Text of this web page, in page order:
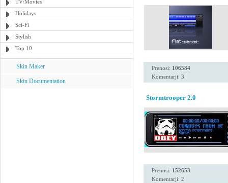
TV/Movies
Holidays
Sci-Fi
Stylish
Top 10
Skin Maker
Skin Documentation
Prenosi: 106584
Komentarji: 3
Stormtrooper 2.0
Prenosi: 152653
Komentarji: 2